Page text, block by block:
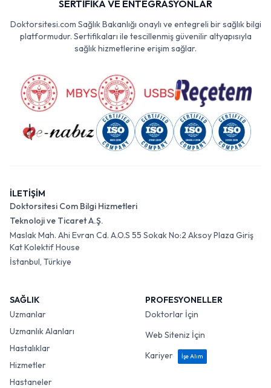
SERTİFİKA VE ENTEGRASYONLAR
Doktorsitesi.com Sağlık Bakanlığı onaylı ve entegreli bir sağlık bilgi
platformudur. Sertifikaları ile tescillenmiş güvenilir altyapısıyla
sağlık hizmetlerine erişim sağlar.
İLETİŞİM
Doktorsitesi Com Bilgi Hizmetleri
Teknoloji ve Ticaret A.Ş.
Maslak Mah. Ahi Evran Cd. A.O.S 55 Sokak No:2 Aksoy Plaza Giriş
Kat Kolektif House
İstanbul, Türkiye
SAĞLIK
Uzmanlar
Uzmanlık Alanları
Hastalıklar
Hizmetler
Hastaneler
PROFESYONELLER
Doktorlar İçin
Web Siteniz İçin
Kariyer
İşe Alım